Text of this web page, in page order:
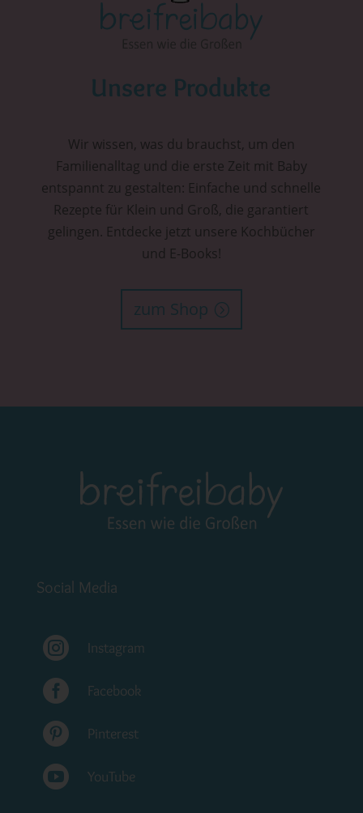
Unsere Produkte
Wir wissen, was du brauchst, um den
Familienalltag und die erste Zeit mit Baby
entspannt zu gestalten: Einfache und schnelle
Rezepte für Klein und Groß, die garantiert
gelingen. Entdecke jetzt unsere Kochbücher
und E-Books!
zum Shop
Social Media
 Instagram
 Facebook
 Pinterest
 YouTube